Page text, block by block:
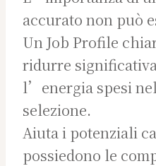
accurato non può
Un Job Profile
ridurre
l’energia spesi
selezione.
Aiuta i potenziali
possiedono le